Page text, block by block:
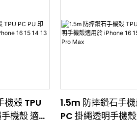
機殼 TPU
機殼 適用
1.5m 防摔鑽石手機
PC 掛繩透明手機